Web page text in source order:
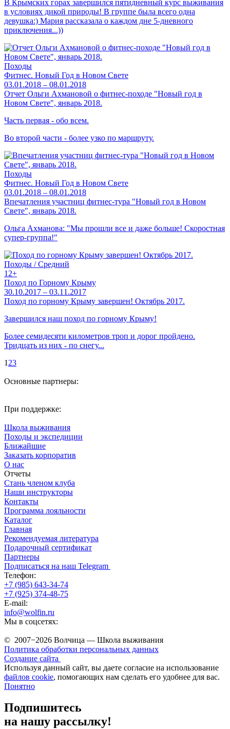
В Крымских горах завершился пятидневный курс выживания
в условиях дикой природы! В группе была всего одна
девушка:) Мария рассказала о каждом дне 5-дневного
приключения...))
Походы
Фитнес. Новый Год в Новом Свете
03.01.2018 – 08.01.2018
Отчет Ольги Ахмановой о фитнес-походе "Новый год в
Новом Свете", январь 2018.
Часть первая - обо всем.
Во второй части - более узко по маршруту.
Походы
Фитнес. Новый Год в Новом Свете
03.01.2018 – 08.01.2018
Впечатления участниц фитнес-тура "Новый год в Новом
Свете", январь 2018.
Ольга Ахманова: "Мы прошли все и даже больше! Скоростная
супер-группа!"
Походы / Средний
12+
Поход по Горному Крыму
30.10.2017 – 03.11.2017
Поход по горному Крыму завершен! Октябрь 2017.
Завершился наш поход по горному Крыму!
Более семидесяти километров троп и дорог пройдено.
Тридцать из них - по снегу...
1 23
Основные партнеры:
При поддержке:
Школа выживания
Походы и экспедиции
Ближайшие
Заказать корпоратив
О нас
Отчеты
Стань членом клуба
Наши инструкторы
Контакты
Программа лояльности
Каталог
Главная
Рекомендуемая литература
Подарочный сертификат
Партнеры
Подписаться на наш Telegram
Телефон:
+7 (985) 643-34-74
+7 (925) 374-48-75
E-mail:
info@wolfin.ru
Мы в соцсетях:
© 2007−2026 Волчица — Школа выживания
Политика обработки персональных данных
Создание сайта
Используя данный сайт, вы даете согласие на использование
файлов cookie, помогающих нам сделать его удобнее для вас.
Понятно
Подпишитесь
на нашу рассылку!